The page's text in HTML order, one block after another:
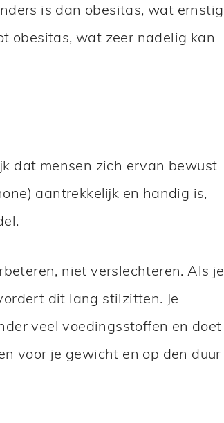
is dan obesitas, wat ernstig
obesitas, wat zeer nadelig kan
dat mensen zich ervan bewust
aantrekkelijk en handig is,
niet verslechteren. Als je
dit lang stilzitten. Je
veel voedingsstoffen en doet
voor je gewicht en op den duur